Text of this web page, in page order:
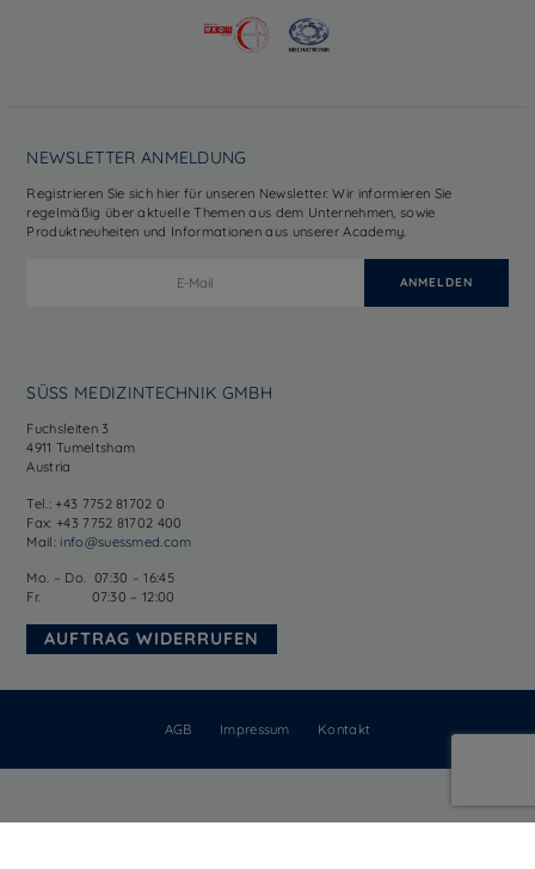
NEWSLETTER ANMELDUNG
Registrieren Sie sich hier für unseren Newsletter. Wir informieren Sie
regelmäßig über aktuelle Themen aus dem Unternehmen, sowie
Produktneuheiten und Informationen aus unserer Academy.
SÜSS MEDIZINTECHNIK GMBH
Fuchsleiten 3
4911 Tumeltsham
Austria
Tel.: +43 7752 81702 0
Fax: +43 7752 81702 400
Mail: info@suessmed.com
Mo. – Do. 07:30 – 16:45
Fr. 07:30 – 12:00
AUFTRAG WIDERRUFEN
AGB Impressum Kontakt